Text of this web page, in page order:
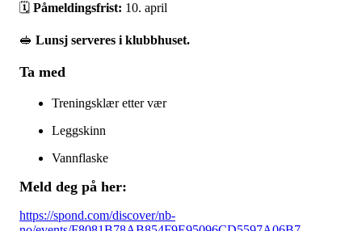
🗓 Påmeldingsfrist: 10. april
🥪 Lunsj serveres i klubbhuset.
Ta med
Treningsklær etter vær
Leggskinn
Vannflaske
Meld deg på her:
https://spond.com/discover/nb-